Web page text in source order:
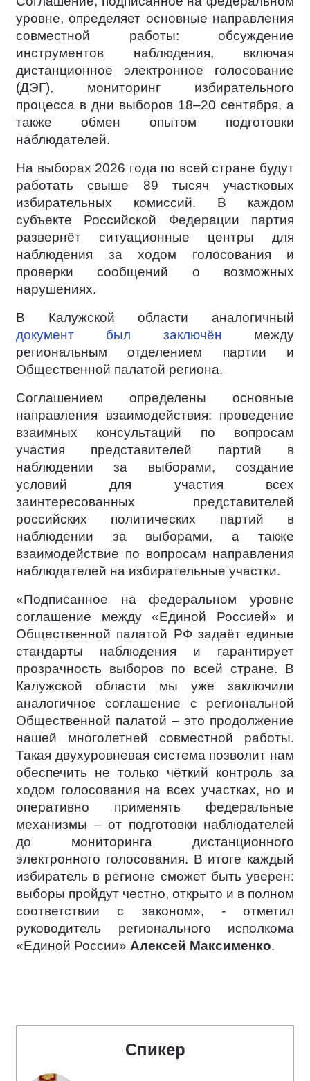
уровне, определяет основные направления
совместной работы: обсуждение
инструментов наблюдения, включая
дистанционное электронное голосование
(ДЭГ), мониторинг избирательного
процесса в дни выборов 18–20 сентября, а
также обмен опытом подготовки
наблюдателей.
На выборах 2026 года по всей стране будут
работать свыше 89 тысяч участковых
избирательных комиссий. В каждом
субъекте Российской Федерации партия
развернёт ситуационные центры для
наблюдения за ходом голосования и
проверки сообщений о возможных
нарушениях.
В Калужской области аналогичный
документ был заключён между
региональным отделением партии и
Общественной палатой региона.
Соглашением определены основные
направления взаимодействия: проведение
взаимных консультаций по вопросам
участия представителей партий в
наблюдении за выборами, создание
условий для участия всех
заинтересованных представителей
российских политических партий в
наблюдении за выборами, а также
взаимодействие по вопросам направления
наблюдателей на избирательные участки.
«Подписанное на федеральном уровне
соглашение между «Единой Россией» и
Общественной палатой РФ задаёт единые
стандарты наблюдения и гарантирует
прозрачность выборов по всей стране. В
Калужской области мы уже заключили
аналогичное соглашение с региональной
Общественной палатой – это продолжение
нашей многолетней совместной работы.
Такая двухуровневая система позволит нам
обеспечить не только чёткий контроль за
ходом голосования на всех участках, но и
оперативно применять федеральные
механизмы – от подготовки наблюдателей
до мониторинга дистанционного
электронного голосования. В итоге каждый
избиратель в регионе сможет быть уверен:
выборы пройдут честно, открыто и в полном
соответствии с законом», - отметил
руководитель регионального исполкома
«Единой России» Алексей Максименко.
Спикер